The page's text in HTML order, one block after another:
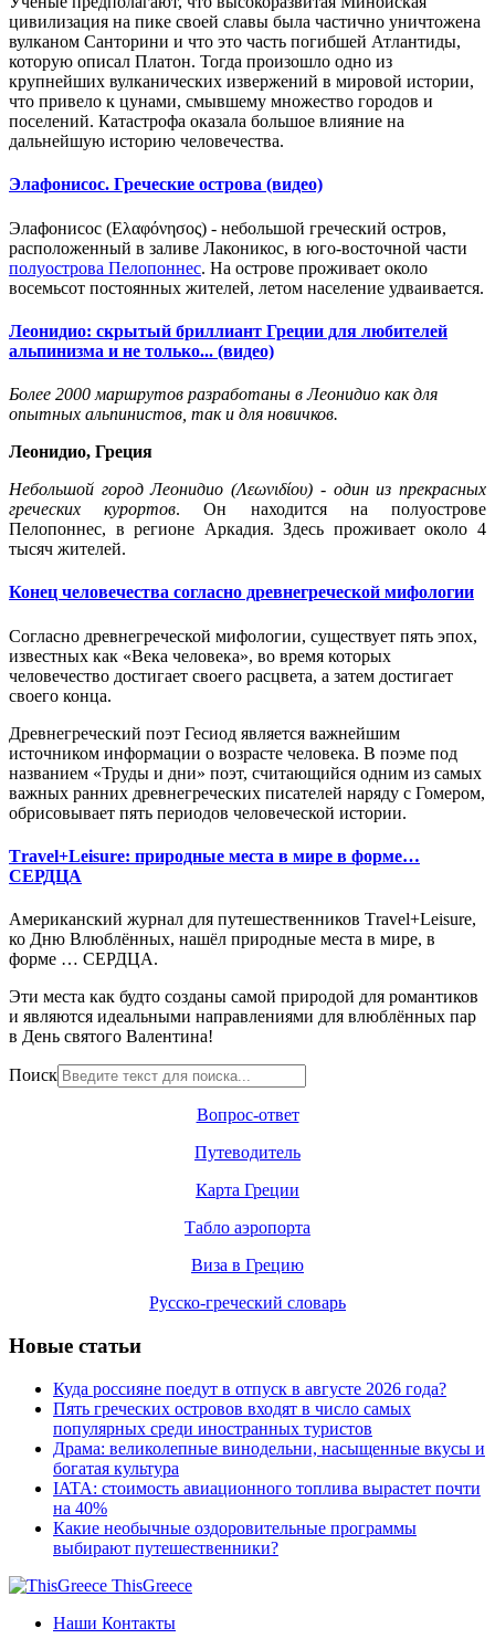
цивилизация на пике своей славы была частично уничтожена
вулканом Санторини и что это часть погибшей Атлантиды,
которую описал Платон. Тогда произошло одно из
крупнейших вулканических извержений в мировой истории,
что привело к цунами, смывшему множество городов и
поселений. Катастрофа оказала большое влияние на
дальнейшую историю человечества.
Элафонисос. Греческие острова (видео)
Элафонисос (Ελαφόνησος) - небольшой греческий остров,
расположенный в заливе Лаконикос, в юго-восточной части
полуострова Пелопоннес. На острове проживает около
восемьсот постоянных жителей, летом население удваивается.
Леонидио: скрытый бриллиант Греции для любителей
альпинизма и не только... (видео)
Более 2000 маршрутов разработаны в Леонидио как для
опытных альпинистов, так и для новичков.
Леонидио, Греция
Небольшой город Леонидио (Λεωνιδίου) - один из прекрасных
греческих курортов. Он находится на полуострове
Пелопоннес, в регионе Аркадия. Здесь проживает около 4
тысяч жителей.
Конец человечества согласно древнегреческой мифологии
Согласно древнегреческой мифологии, существует пять эпох,
известных как «Века человека», во время которых
человечество достигает своего расцвета, а затем достигает
своего конца.
Древнегреческий поэт Гесиод является важнейшим
источником информации о возрасте человека. В поэме под
названием «Труды и дни» поэт, считающийся одним из самых
важных ранних древнегреческих писателей наряду с Гомером,
обрисовывает пять периодов человеческой истории.
Τravel+Leisure: природные места в мире в форме…
СЕРДЦА
Американский журнал для путешественников Τravel+Leisure,
ко Дню Влюблённых, нашёл природные места в мире, в
форме … СЕРДЦА.
Эти места как будто созданы самой природой для романтиков
и являются идеальными направлениями для влюблённых пар
в День святого Валентина!
Поиск
Вопрос-ответ
Путеводитель
Карта Греции
Табло аэропорта
Виза в Грецию
Русско-греческий словарь
Новые статьи
Куда россияне поедут в отпуск в августе 2026 года?
Пять греческих островов входят в число самых
популярных среди иностранных туристов
Драма: великолепные винодельни, насыщенные вкусы и
богатая культура
IATA: стоимость авиационного топлива вырастет почти
на 40%
Какие необычные оздоровительные программы
выбирают путешественники?
ThisGreece
Наши Контакты